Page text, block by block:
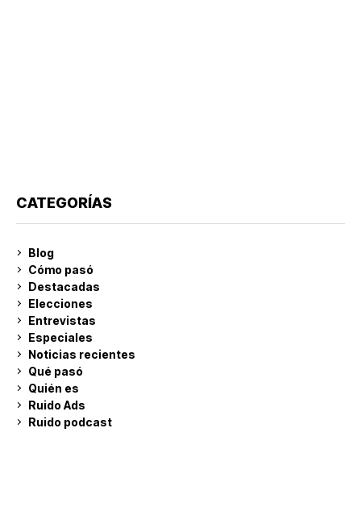
CATEGORÍAS
Blog
Cómo pasó
Destacadas
Elecciones
Entrevistas
Especiales
Noticias recientes
Qué pasó
Quién es
Ruido Ads
Ruido podcast